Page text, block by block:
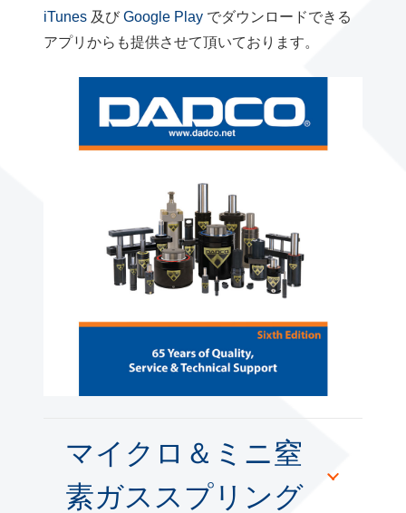
iTunes 及び Google Play でダウンロードできる
アプリからも提供させて頂いております。
マイクロ＆ミニ窒
素ガススプリング